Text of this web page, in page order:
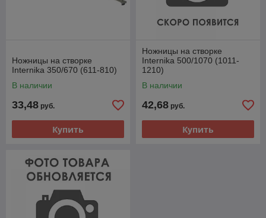
Ножницы на створке
Internika 350/670 (611-810)
В наличии
33,48 руб.
Купить
Ножницы на створке
Internika 500/1070 (1011-
1210)
В наличии
42,68 руб.
Купить